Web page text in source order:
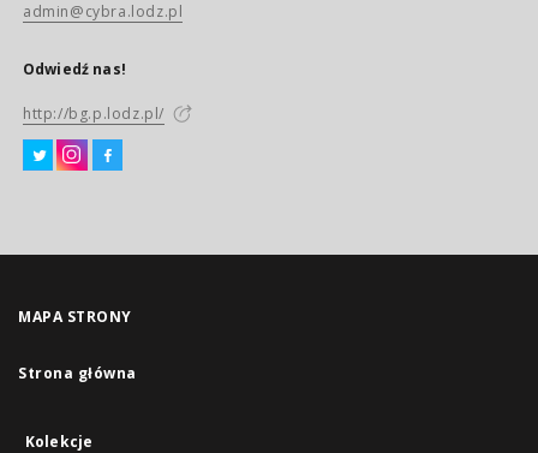
admin@cybra.lodz.pl
Odwiedź nas!
http://bg.p.lodz.pl/
MAPA STRONY
Strona główna
Kolekcje